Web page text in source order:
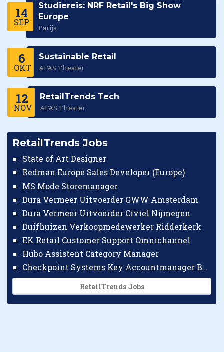
14
SEP
Studiereis: NRF Retail's Big Show
Europe
Parijs
6
OKT
Sustainable Retail
AFAS Theater
12
NOV
RetailTrends Tech
AFAS Theater
RetailTrends Jobs
State of Art Designer
Redman Europe Sales Developer (Europe)
MS Mode Storemanager
Dura Vermeer Uitvoerder GWW Amsterdam
Dura Vermeer Uitvoerder Civiel Nijmegen
Duifhuizen Verkoopmedewerker Ridderkerk
EK Retail Customer Support Omnichannel
Hubo Assistent Category Manager
Checkpoint Systems Key Accountmanager Benelux
RetailTrends Jobs